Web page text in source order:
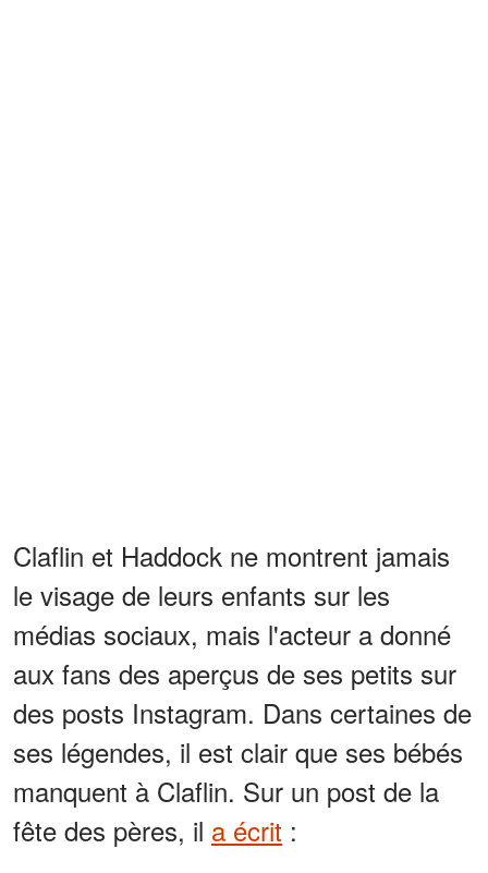
Claflin et Haddock ne montrent jamais
le visage de leurs enfants sur les
médias sociaux, mais l'acteur a donné
aux fans des aperçus de ses petits sur
des posts Instagram. Dans certaines de
ses légendes, il est clair que ses bébés
manquent à Claflin. Sur un post de la
fête des pères, il a écrit :